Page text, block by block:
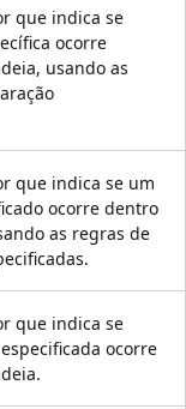
que indica se
ocorre
usando as
que indica se um
ocorre dentro
as regras de
que indica se
ocorre